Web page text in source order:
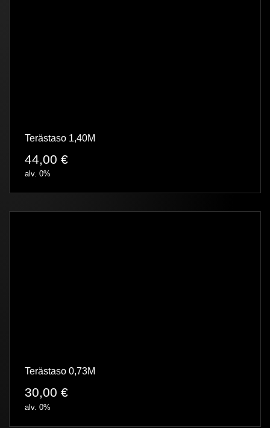
Terästaso 1,40M
44,00 €
alv. 0%
Terästaso 0,73M
30,00 €
alv. 0%